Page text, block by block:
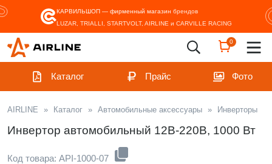
КАРВИЛЬШОП — фирменный магазин брендов
LUZAR, TRIALLI, STARTVOLT, AIRLINE и CARVILLE RACING
0
Каталог Прайс Фото
AIRLINE » Каталог » Автомобильные аксессуары » Инверторы
Инвертор автомобильный 12В-220В, 1000 Вт
Код товара: API-1000-07